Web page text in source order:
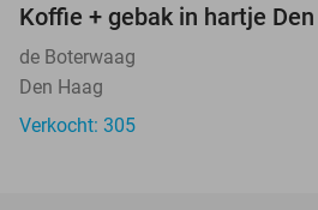
Koffie + gebak in hartje
de Boterwaag
Den Haag
Verkocht: 305